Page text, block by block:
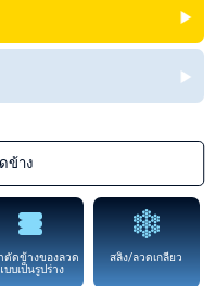
ข้าง
ตัดข้างของลวด
บบเป็นรูปร่าง
สลิง/ลวดเกลียว